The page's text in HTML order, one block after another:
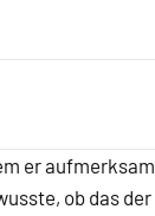
er aufmerksam
ob das der